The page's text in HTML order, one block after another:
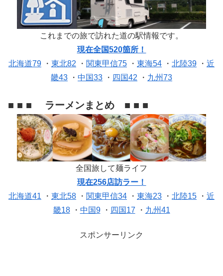
これまでの旅で訪れた道の駅情報です。
現在全国520箇所！
北海道79 ・ 東北82 ・ 関東甲信75 ・ 東海54 ・ 北陸39 ・ 近
畿43 ・ 中国33 ・ 四国42 ・ 九州73
■ ■ ■ ラーメンまとめ ■ ■ ■
全国旅して麺ライフ
現在256店訪ラー！
北海道41 ・ 東北58 ・ 関東甲信34 ・ 東海23 ・ 北陸15 ・ 近
畿18・ 中国9・ 四国17 ・ 九州41
スポンサーリンク